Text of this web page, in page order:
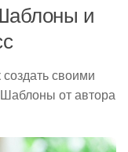
и
своими
от автора